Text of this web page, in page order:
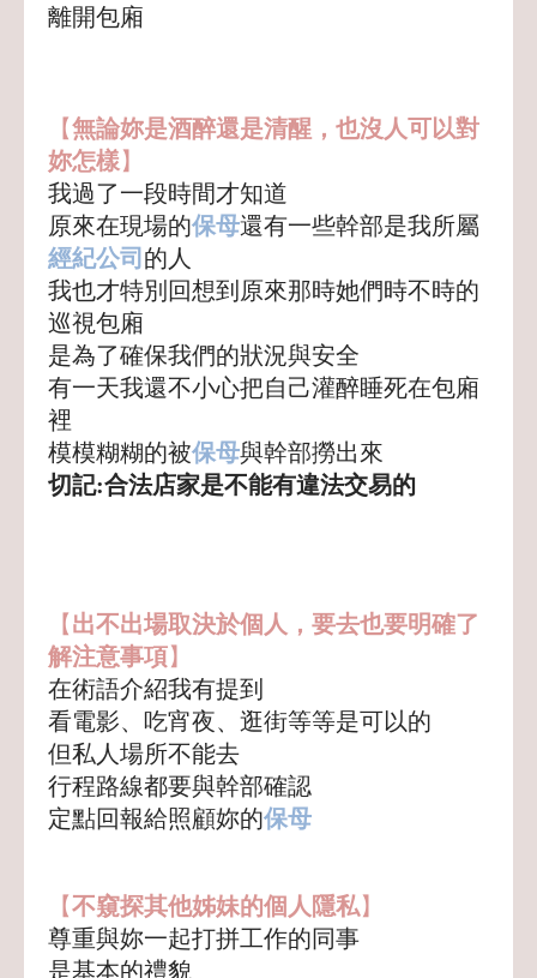
離開包廂
【無論妳是酒醉還是清醒，也沒人可以對
妳怎樣】
我過了一段時間才知道
原來在現場的保母還有一些幹部是我所屬
經紀公司 的人
我也才特別回想到原來那時她們時不時的
巡視包廂
是為了確保我們的狀況與安全
有一天我還不小心把自己灌醉睡死在包廂
裡
模模糊糊的被保母與幹部撈出來
切記:合法店家是不能有違法交易的
【出不出場取決於個人，要去也要明確了
解注意事項】
在術語介紹我有提到
看電影、吃宵夜、逛街等等是可以的
但私人場所不能去
行程路線都要與幹部確認
定點回報給照顧妳的保母
【不窺探其他姊妹的個人隱私】
尊重與妳一起打拼工作的同事
是基本的禮貌